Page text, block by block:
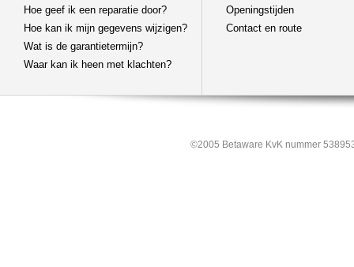
Hoe geef ik een reparatie door?
Hoe kan ik mijn gegevens wijzigen?
Wat is de garantietermijn?
Waar kan ik heen met klachten?
Openingstijden
Contact en route
©2005 Betaware KvK nummer